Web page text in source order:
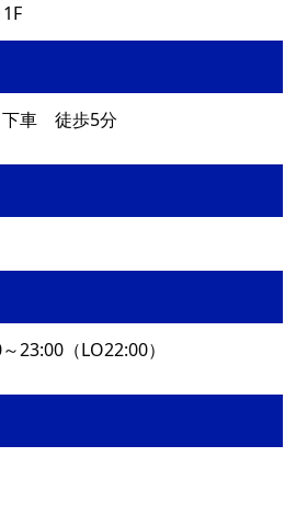
下車 徒歩5分
23:00（LO22:00）